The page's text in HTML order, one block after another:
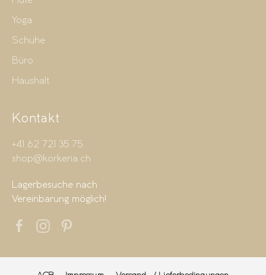
Yoga
Schuhe
Büro
Haushalt
Kontakt
+41 62 721 35 75
shop@korkeria.ch
Lagerbesuche nach
Vereinbarung möglich!